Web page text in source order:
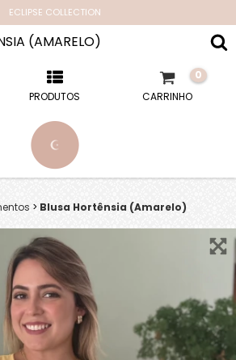
ECLIPSE COLLECTION
(AMARELO)
PRODUTOS CARRINHO
0
> Blusa Hortênsia (Amarelo)